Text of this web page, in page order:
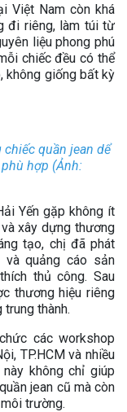
Việt Nam còn khá
đi riêng, làm túi từ
liệu phong phú
chiếc đều có thể
không giống bất kỳ
quần jean dể
hợp (Ảnh:
Yến gặp không ít
xây dựng thương
tạo, chị đã phát
và quảng cáo sản
thủ công. Sau
thương hiệu riêng
thành.
các workshop
TP.HCM và nhiều
không chỉ giúp
jean cũ mà còn
trường.